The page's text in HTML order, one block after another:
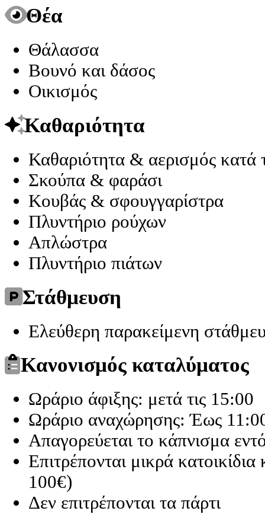
Θέα
Θάλασσα
Βουνό και δάσος
Οικισμός
Καθαριότητα
Καθαριότητα & αερισμός κατά
Σκούπα & φαράσι
Κουβάς & σφουγγαρίστρα
Πλυντήριο ρούχων
Απλώστρα
Πλυντήριο πιάτων
Στάθμευση
Ελεύθερη παρακείμενη
Κανονισμός καταλύματος
Ωράριο άφιξης: μετά τις 15:00
Ωράριο αναχώρησης: Έως
Απαγορεύεται το κάπνισμα
Επιτρέπονται μικρά
100€)
Δεν επιτρέπονται τα πάρτι